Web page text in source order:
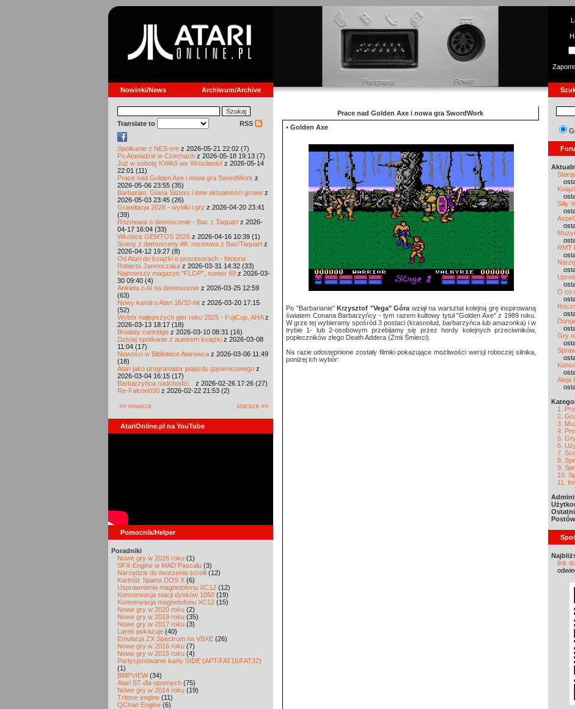
Nowinki/News Archiwum/Archive
Translate to RSS
Spotkanie z NES-em z 2026-05-21 22:02 (7)
Po Atariadzie w Czechach z 2026-05-18 19:13 (7)
Już w sobotę KWAS we Wrocławiu! z 2026-05-14
22:01 (11)
Prace nad Golden Axe i nowa gra SwordWork z
2026-05-06 23:55 (35)
Barbarian, Giana Sisters i inne aktualności growe z
2026-05-03 23:45 (26)
Grawitacja 2026 - wyniki i gry z 2026-04-20 23:41
(39)
Rozmowa o demoscenie - Bac z Taquart z 2026-
04-17 16:04 (33)
Wkrótce GEMTOS 2026 z 2026-04-16 10:39 (1)
Sceny z demosceny #6: rozmowa z Bac/Taquart z
2026-04-12 19:27 (8)
Od Atari do książki o procesorach - historia
Roberta Jaremczaka z 2026-03-31 14:32 (33)
Najnowszy magazyn "FLOP", numer 69 z 2026-03-
30 09:40 (4)
Ankieta o AI na demoscenie z 2026-03-25 12:59
(63)
Nowy kanał o Atari 16/32-bit z 2026-03-20 17:15
(52)
Wybór najlepszych gier roku 2025 - FujiCup, AHAz
2026-03-13 18:17 (18)
Brodaty cartridge z 2026-03-10 08:31 (16)
Dzisiaj spotkanie z autorem książki z 2026-03-08
11:04 (17)
Nowości w Bibliotece Atarowca z 2026-03-06 11:49
(18)
Atari jako programator pojazdu gąsienicowego z
2026-03-04 16:15 (17)
Barbarzyńca nadchodzi...
z 2026-02-26 17:26 (27)
Re-Falcon030 z 2026-02-22 21:53 (2)
«« nowsze starsze »»
AtariOnline.pl na YouTube
Pomocnik/Helper
Poradniki
Nowe gry w 2026 roku (1)
SFX-Engine w MAD Pascalu (3)
Narzędzie do tworzenia scrolli (12)
Kartridż Sparta DOS X (6)
Usprawnienia magnetofonu XC12 (12)
Konserwacja stacji dysków 1050 (19)
Konserwacja magnetofonu XC12 (15)
Nowe gry w 2020 roku (2)
Nowe gry w 2019 roku (35)
Nowe gry w 2017 roku (3)
Larek pokazuje (40)
Emulacja ZX Spectrum na VBXE (26)
Nowe gry w 2016 roku (7)
Nowe gry w 2015 roku (4)
Partycjonowanie karty SIDE (APT/FAT16/FAT32)
(1)
BMPVIEW(34)
Atari ST dla opornych (75)
Nowe gry w 2014 roku (19)
Tritone engine (11)
QChan Engine (6)
Prace nad Golden Axe i nowa gra SwordWork
• Golden Axe
Po "Barbarianie" Krzysztof "Vega" Góra wziął na warsztat kolejną grę inspirowaną
światem Conana Barbarzyńcy - tym razem kultowy tytuł "Golden Axe" z 1989 roku.
W grze tej wybieramy spośród 3 postaci (krasnolud, barbarzyńca lub amazonka) i w
trybie 1- lub 2-osobowym przebijamy się przez hordy kolejnych przeciwników,
popleczników złego Death Addera (Żmii Śmierci).
Na razie udostępnione zostały filmiki pokazujące możliwości wersji roboczej silnika,
poniżej ich wybór:
Silly
RMT
O co
Gry
Aleja
1.
2.
3.
4.
5.
6.
7.
8.
9.
10.
11.
link